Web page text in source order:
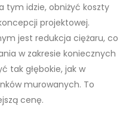
tym idzie, obniżyć koszty
projektowej.
jest redukcja ciężaru, co
w zakresie koniecznych
tak głębokie, jak w
murowanych. To
cenę.